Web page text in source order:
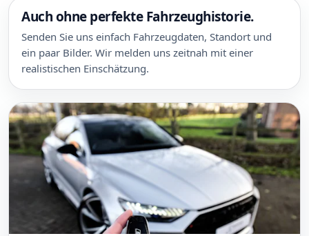
Auch ohne perfekte Fahrzeughistorie.
Senden Sie uns einfach Fahrzeugdaten, Standort und
ein paar Bilder. Wir melden uns zeitnah mit einer
realistischen Einschätzung.